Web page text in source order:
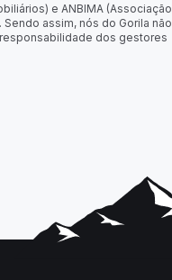
e ANBIMA (Associação
assim, nós do Gorila não
dos gestores